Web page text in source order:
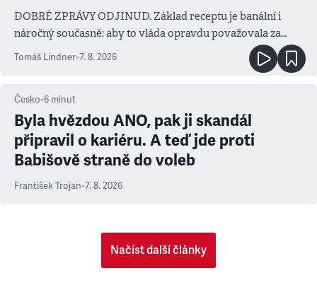
DOBRÉ ZPRÁVY ODJINUD. Základ receptu je banální i
náročný současně: aby to vláda opravdu považovala za
prioritu
Tomáš Lindner•7. 8. 2026
Česko•6 minut
Byla hvězdou ANO, pak ji skandál
připravil o kariéru. A teď jde proti
Babišově straně do voleb
František Trojan•7. 8. 2026
Načíst další články